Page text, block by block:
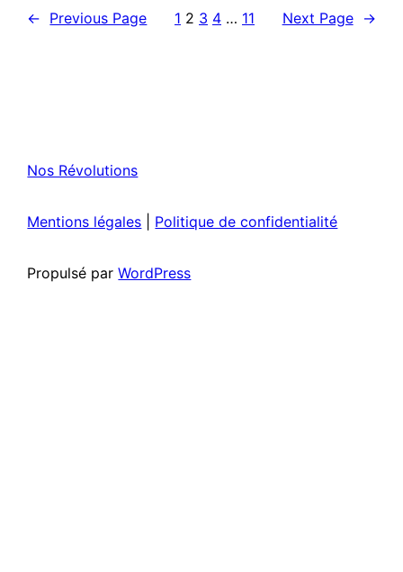
← Previous Page 1 2 3 4 … 11 Next Page →
Nos Révolutions
Mentions légales Politique de confidentialité
Propulsé parWordPress